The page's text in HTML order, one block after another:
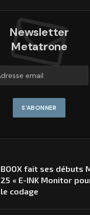
Newsletter
Metatrone
BOOX fait ses débuts
25 « E-INK Monitor
le codage